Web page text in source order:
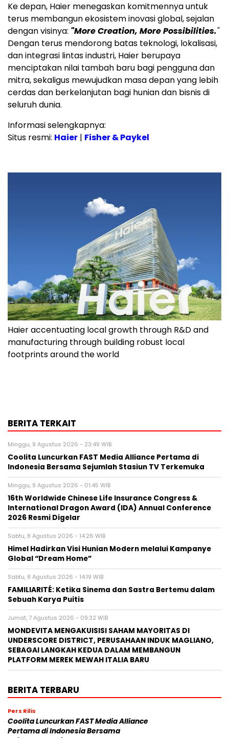
Ke depan, Haier menegaskan komitmennya untuk
terus membangun ekosistem inovasi global, sejalan
dengan visinya: "More Creation, More Possibilities."
Dengan terus mendorong batas teknologi, lokalisasi,
dan integrasi lintas industri, Haier berupaya
menciptakan nilai tambah baru bagi pengguna dan
mitra, sekaligus mewujudkan masa depan yang lebih
cerdas dan berkelanjutan bagi hunian dan bisnis di
seluruh dunia.
Informasi selengkapnya:
Situs resmi: Haier | Fisher & Paykel
Haier accentuating local growth through R&D and
manufacturing through building robust local
footprints around the world
BERITA TERKAIT
Minggu, 9 Agustus 2026 - 23:49 WIB
Coolita Luncurkan FAST Media Alliance Pertama di
Indonesia Bersama Sejumlah Stasiun TV Terkemuka
Minggu, 9 Agustus 2026 - 01:45 WIB
16th Worldwide Chinese Life Insurance Congress &
International Dragon Award (IDA) Annual Conference
2026 Resmi Digelar
Sabtu, 8 Agustus 2026 - 14:26 WIB
Himel Hadirkan Visi Hunian Modern melalui Kampanye
Global “Dream Home”
Sabtu, 8 Agustus 2026 - 14:19 WIB
FAMILIARITÉ: Ketika Sinema dan Sastra Bertemu dalam
Sebuah Karya Puitis
Jumat, 7 Agustus 2026 - 09:32 WIB
MONDEVITA MENGAKUISISI SAHAM MAYORITAS DI
UNDERSCORE DISTRICT, PERUSAHAAN INDUK MAGLIANO,
SEBAGAI LANGKAH KEDUA DALAM MEMBANGUN
PLATFORM MEREK MEWAH ITALIA BARU
BERITA TERBARU
Pers Rilis
Coolita Luncurkan FAST Media Alliance
Pertama di Indonesia Bersama